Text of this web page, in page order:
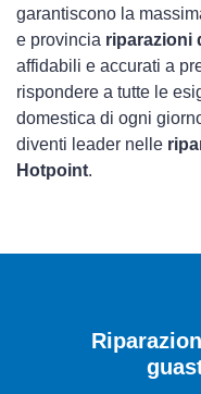
garantiscono la
e provincia riparazioni
affidabili e accurati a
rispondere a tutte le
domestica di ogni
diventi leader nelle
Hotpoint.